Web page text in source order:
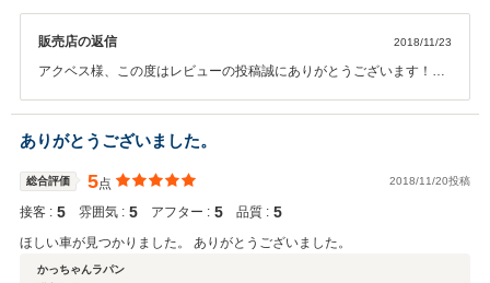
販売店の返信 2018/11/23
アクベス様、この度はレビューの投稿誠にありがとうございます！人
うれしい限りです♪今後ともオイル交換や車検などでぜひ末永くご利用
頂ければうれしいです♪ありがとうございました！
ありがとうございました。
総合評価 5点 2018/11/20投稿
接客 : 5 雰囲気 : 5 アフター : 5 品質 : 5
ほしい車が見つかりました。 ありがとうございました。
かっちゃんラパン